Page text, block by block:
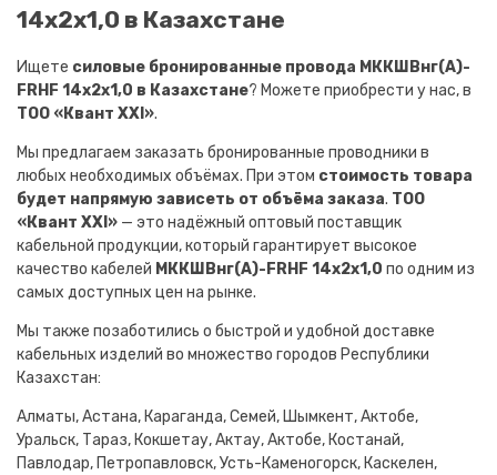
14х2х1,0 в Казахстане
Ищете силовые бронированные провода МККШВнг(A)-
FRHF 14х2х1,0 в Казахстане? Можете приобрести у нас, в
ТОО «Квант XXI».
Мы предлагаем заказать бронированные проводники в
любых необходимых объёмах. При этом стоимость товара
будет напрямую зависеть от объёма заказа. ТОО
«Квант XXI» — это надёжный оптовый поставщик
кабельной продукции, который гарантирует высокое
качество кабелей МККШВнг(A)-FRHF 14х2х1,0 по одним из
самых доступных цен на рынке.
Мы также позаботились о быстрой и удобной доставке
кабельных изделий во множество городов Республики
Казахстан:
Алматы, Астана, Караганда, Семей, Шымкент, Актобе,
Уральск, Тараз, Кокшетау, Актау, Актобе, Костанай,
Павлодар, Петропавловск, Усть-Каменогорск, Каскелен,